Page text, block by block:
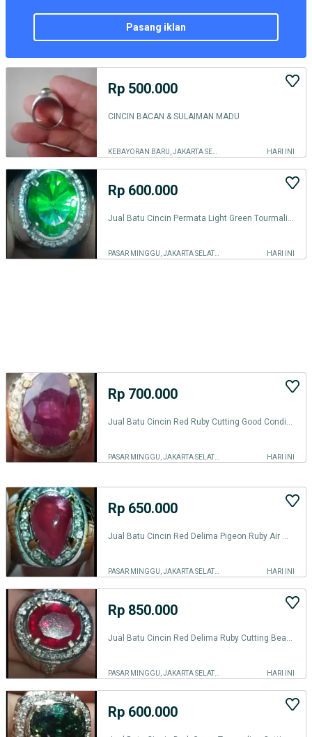
pasang iklan
Rp 500.000
CINCIN BACAN & SULAIMAN MADU
HARI INI
Rp 600.000
PASAR MINGGU, JAKARTA SELATAN HARI INI
Rp 700.000
PASAR MINGGU, JAKARTA SELATAN HARI INI
Rp 650.000
PASAR MINGGU, JAKARTA SELATAN HARI INI
Rp 850.000
PASAR MINGGU, JAKARTA SELATAN HARI INI
Rp 600.000